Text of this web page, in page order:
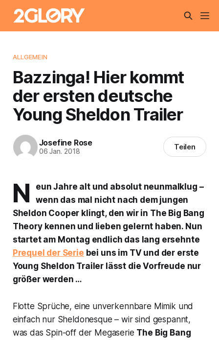
ALLGEMEIN
Bazzinga! Hier kommt
der ersten deutsche
Young Sheldon Trailer
Josefine Rose
06 Jan. 2018 Teilen
N
eun Jahre alt und absolut neunmalklug –
wenn das mal nicht nach dem jungen
Sheldon Cooper klingt, den wir in The Big Bang
Theorykennen und lieben gelernt haben. Nun
startet am Montag endlich das lang ersehnte
Prequel der Serie bei uns im TV und der erste
Young Sheldon Trailer lässt die Vorfreude nur
größer werden …
Flotte Sprüche, eine unverkennbare Mimik und
einfach nur Sheldonesque – wir sind gespannt,
was das Spin-off der Megaserie The Big Bang